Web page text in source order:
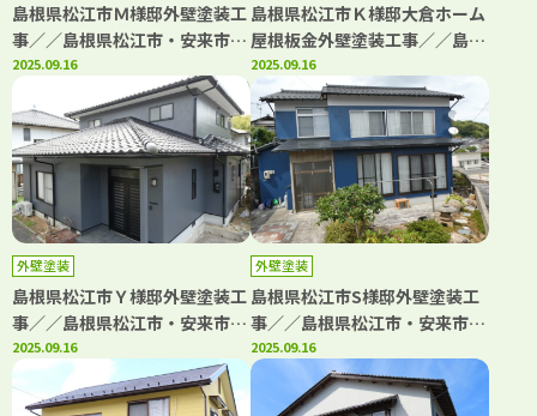
島根県松江市Ｍ様邸外壁塗装工
事／／島根県松江市・安来市・
出雲市・大田市・雲南市 鳥取
県米子市・境港市の「きじま塗
装」
2025.09.16
島根県松江市Ｋ様邸大倉ホーム
屋根板金外壁塗装工事／／島根
県松江市・安来市・出雲市・大
田市・雲南市 鳥取県米子市・
境港市の「きじま塗装」
2025.09.16
外壁塗装
島根県松江市Ｙ様邸外壁塗装工
事／／島根県松江市・安来市・
出雲市・大田市・雲南市 鳥取
県米子市・境港市の「きじま塗
装」
2025.09.16
外壁塗装
島根県松江市S様邸外壁塗装工
事／／島根県松江市・安来市・
出雲市・大田市・雲南市 鳥取
県米子市・境港市の「きじま塗
2025.09.16